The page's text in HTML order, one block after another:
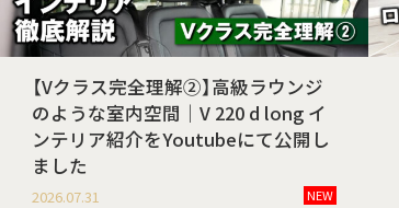
【Vクラス完全理解②】高級ラウンジ
のような室内空間｜V 220 d long イ
ンテリア紹介をYoutubeにて公開し
ました
2026.07.31 NEW